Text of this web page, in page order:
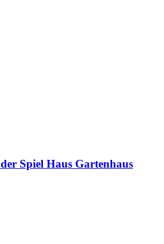
Spiel Haus Gartenhaus